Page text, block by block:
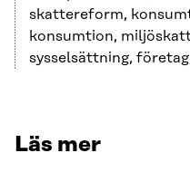
skattereform,
konsumtion,
sysselsättning,
Läs mer